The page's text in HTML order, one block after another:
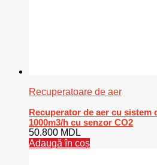
Recuperatoare de aer
Recuperator de aer cu sistem
1000m3/h cu senzor CO2
50.800 MDL
Adaugă în coș